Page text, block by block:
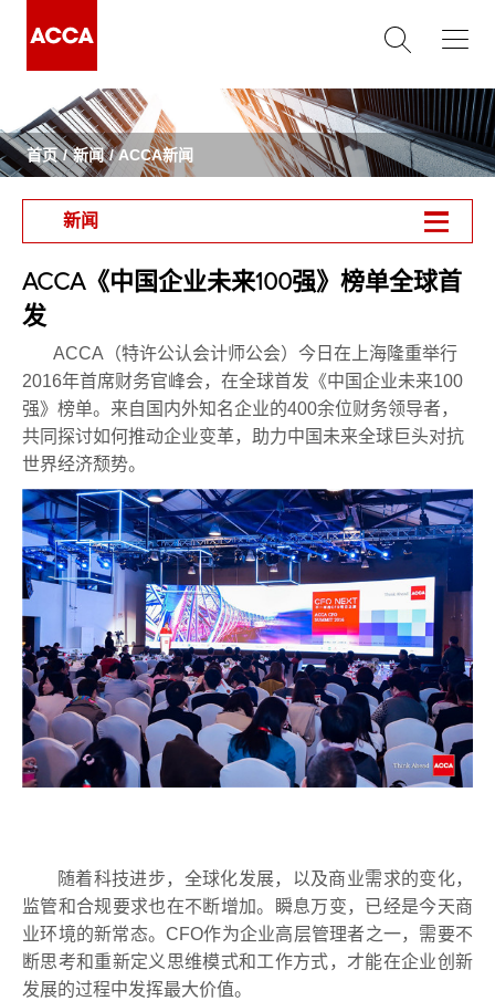
首页 新闻 ACCA新闻
新闻
ACCA《中国企业未来100强》榜单全球首
发
ACCA （特许公认会计师公会）今日在上海隆重举行
2016年首席财务官峰会，在全球首发《中国企业未来100
强》榜单。来自国内外知名企业的400余位财务领导者，
共同探讨如何推动企业变革，助力中国未来全球巨头对抗
世界经济颓势。
随着科技进步，全球化发展，以及商业需求的变化，
监管和合规要求也在不断增加。瞬息万变，已经是今天商
业环境的新常态。CFO作为企业高层管理者之一，需要不
断思考和重新定义思维模式和工作方式，才能在企业创新
发展的过程中发挥最大价值。